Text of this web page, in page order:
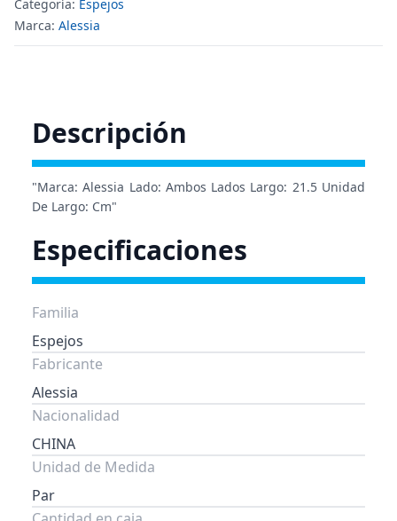
Categoría: Espejos
Marca: Alessia
Descripción
"Marca: Alessia Lado: Ambos Lados Largo: 21.5 Unidad
De Largo: Cm"
Especificaciones
Familia
Espejos
Fabricante
Alessia
Nacionalidad
CHINA
Unidad de Medida
Par